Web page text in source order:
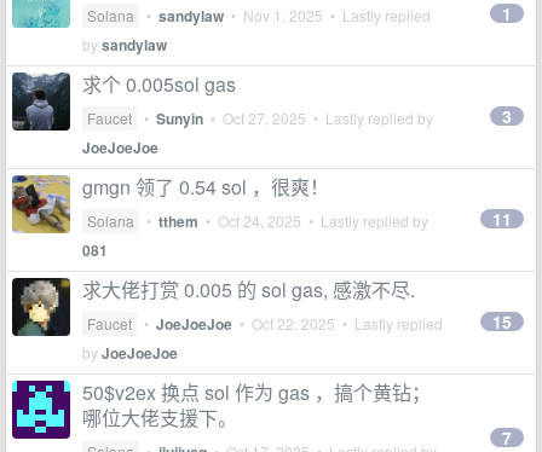
Solana • sandylaw • Nov 1, 2025 • Lastly replied
bysandylaw
1
求个 0.005sol gas
Faucet • Sunyin • Oct 27, 2025 • Lastly replied by
JoeJoeJoe
3
gmgn 领了 0.54 sol ，很爽！
Solana • tthem • Oct 24, 2025 • Lastly replied by
081
11
求大佬打赏 0.005 的 sol gas, 感激不尽.
Faucet • JoeJoeJoe • Oct 22, 2025 • Lastly replied
byJoeJoeJoe
15
50$v2ex 换点 sol 作为 gas ，搞个黄钻；
哪位大佬支援下。
7